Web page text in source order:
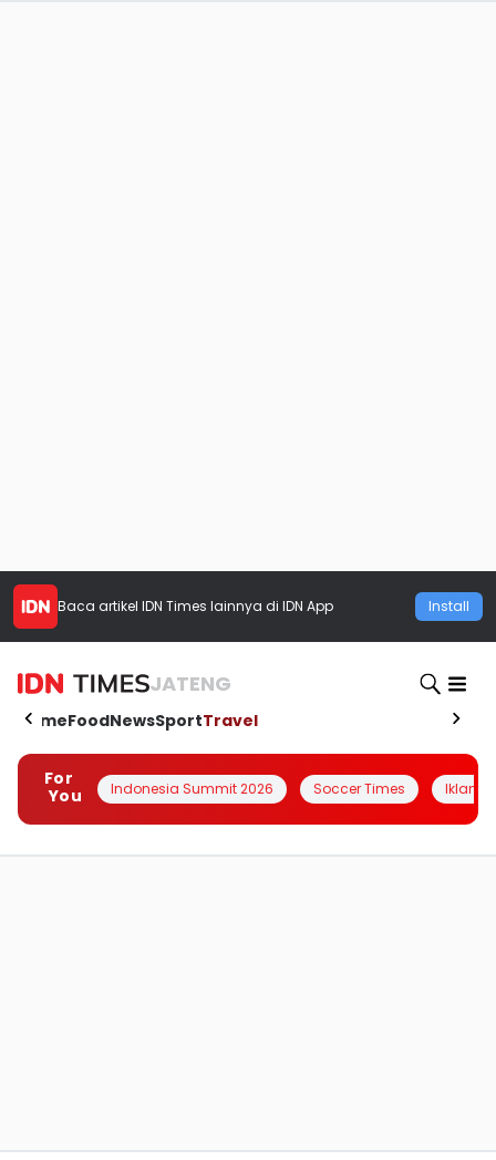
Baca artikel IDN Times lainnya di IDN App Install
JATENG
HomeFoodNewsSportTravel
For
You
Indonesia Summit 2026 Soccer Times Iklanin